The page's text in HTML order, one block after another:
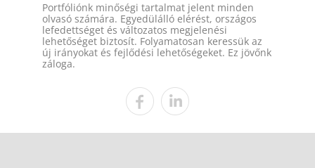
Portfóliónk minőségi tartalmat jelent minden
olvasó számára. Egyedülálló elérést, országos
lefedettséget és változatos megjelenési
lehetőséget biztosít. Folyamatosan keressük az
új irányokat és fejlődési lehetőségeket. Ez jövőnk
záloga.